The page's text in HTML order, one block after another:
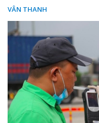
VÂN THANH